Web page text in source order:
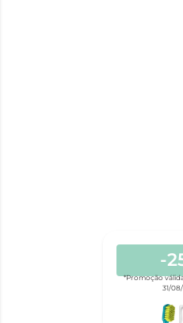
-
*Promoção
31/